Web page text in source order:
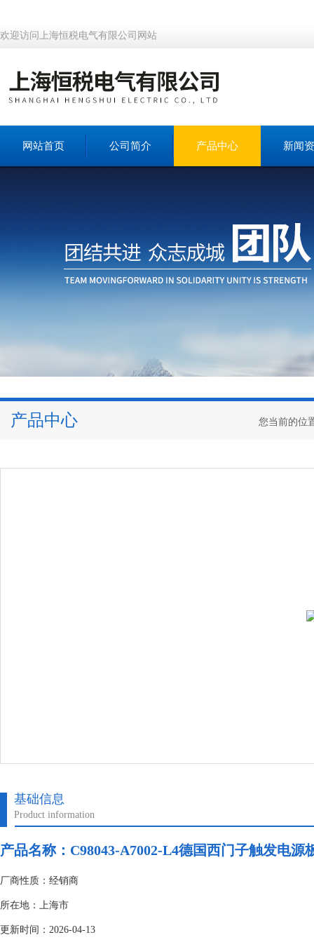
欢迎访问上海恒税电气有限公司网站
网站首页 公司简介 产品中心 新闻
产品中心 您当前的位
基础信息
Product information
产品名称： C98043-A7002-L4德国西门子触发电源
厂商性质：经销商
所在地：上海市
更新时间：2026-04-13